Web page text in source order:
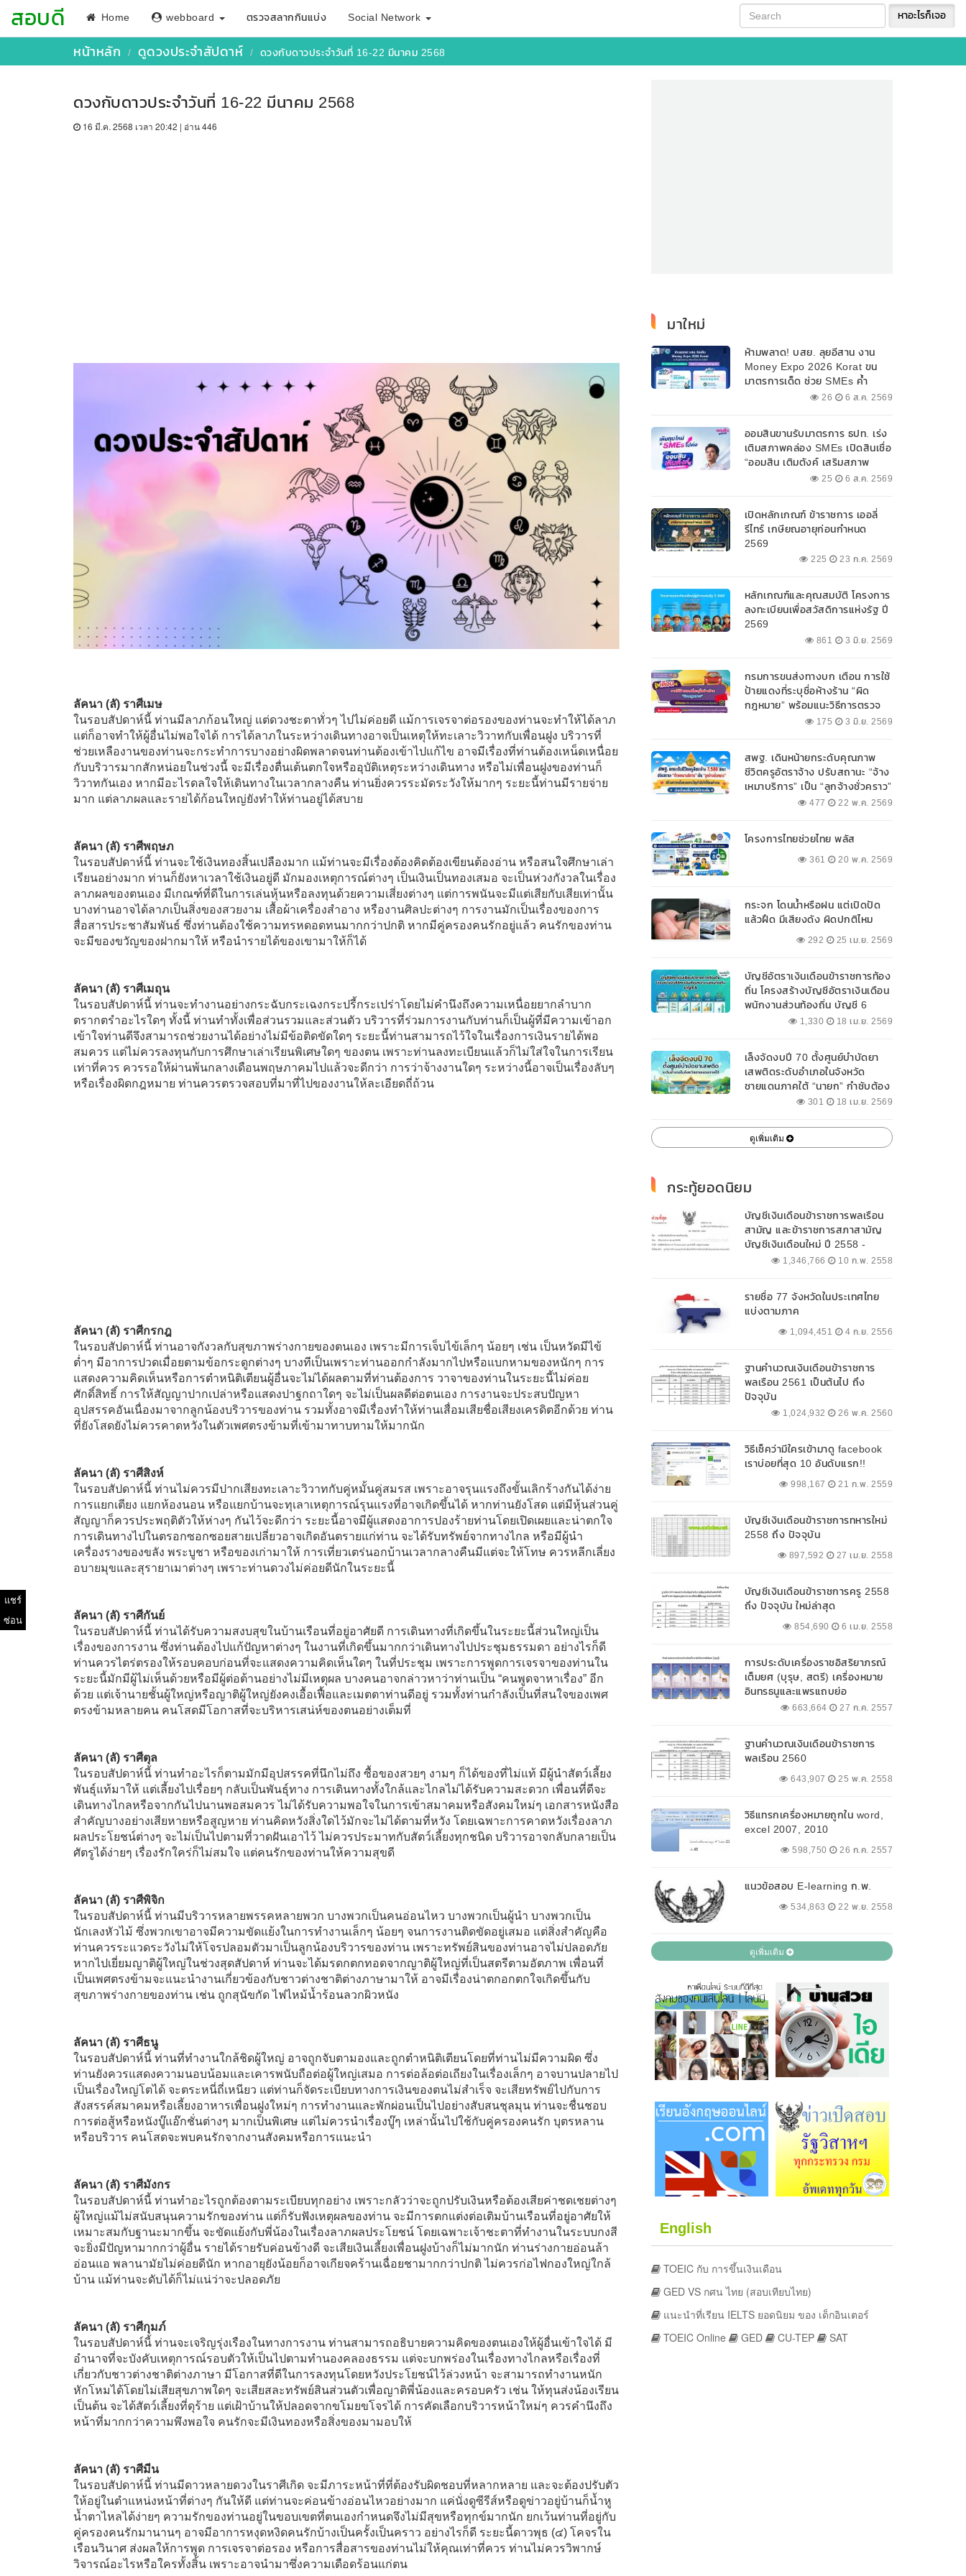
สอบดี Home webboard ตรวจสลากกินแบ่ง Social Network หาอะไรก็เจอ
หน้าหลัก ดูดวงประจำสัปดาห์ ดวงกับดาวประจำวันที่ 16-22 มีนาคม 2568
ดวงกับดาวประจำวันที่ 16-22 มีนาคม 2568
16 มี.ค. 2568 เวลา 20:42 | อ่าน 446
ลัคนา (ลั) ราศีเมษ
ในรอบสัปดาห์นี้ ท่านมีลาภก้อนใหญ่ แต่ดวงชะตาทั่วๆ ไปไม่ค่อยดี แม้การเจรจาต่อรองของท่านจะทำให้ได้ลาภ
แต่ก็อาจทำให้ผู้อื่นไม่พอใจได้ การได้ลาภในระหว่างเดินทางอาจเป็นเหตุให้ทะเลาะวิวาทกับเพื่อนฝูง บริวารที่
ช่วยเหลืองานของท่านจะกระทำการบางอย่างผิดพลาดจนท่านต้องเข้าไปแก้ไข อาจมีเรื่องที่ท่านต้องเหน็ดเหนื่อย
กับบริวารมากสักหน่อยในช่วงนี้ จะมีเรื่องตื่นเต้นตกใจหรืออุบัติเหตุระหว่างเดินทาง หรือไม่เพื่อนฝูงของท่านก็
วิวาทกันเอง หากมีอะไรดลใจให้เดินทางในเวลากลางคืน ท่านยิ่งควรระมัดระวังให้มากๆ ระยะนี้ท่านมีรายจ่าย
มาก แต่ลาภผลและรายได้ก้อนใหญ่ยังทำให้ท่านอยู่ได้สบาย
ลัคนา (ลั) ราศีพฤษภ
ในรอบสัปดาห์นี้ ท่านจะใช้เงินทองสิ้นเปลืองมาก แม้ท่านจะมีเรื่องต้องคิดต้องเขียนต้องอ่าน หรือสนใจศึกษาเล่า
เรียนอย่างมาก ท่านก็ยังหาเวลาใช้เงินอยู่ดี มักมองเหตุการณ์ต่างๆ เป็นเงินเป็นทองเสมอ จะเป็นห่วงกังวลในเรื่อง
ลาภผลของตนเอง มีเกณฑ์ที่ดีในการเล่นหุ้นหรือลงทุนด้วยความเสี่ยงต่างๆ แต่การพนันจะมีแต่เสียกับเสียเท่านั้น
บางท่านอาจได้ลาภเป็นสิ่งของสวยงาม เสื้อผ้าเครื่องสำอาง หรืองานศิลปะต่างๆ การงานมักเป็นเรื่องของการ
สื่อสารประชาสัมพันธ์ ซึ่งท่านต้องใช้ความทรหดอดทนมากกว่าปกติ หากมีคู่ครองคนรักอยู่แล้ว คนรักของท่าน
จะมีของขวัญของฝากมาให้ หรือนำรายได้ของเขามาให้ก็ได้
ลัคนา (ลั) ราศีเมถุน
ในรอบสัปดาห์นี้ ท่านจะทำงานอย่างกระฉับกระเฉงกระปรี้กระเปร่าโดยไม่คำนึงถึงความเหนื่อยยากลำบาก
ตรากตรำอะไรใดๆ ทั้งนี้ ท่านทำทั้งเพื่อส่วนรวมและส่วนตัว บริวารที่ร่วมการงานกับท่านก็เป็นผู้ที่มีความเข้าอก
เข้าใจท่านดีจึงสามารถช่วยงานได้อย่างไม่มีข้อติดขัดใดๆ ระยะนี้ท่านสามารถไว้ใจในเรื่องการเงินรายได้พอ
สมควร แต่ไม่ควรลงทุนกับการศึกษาเล่าเรียนพิเศษใดๆ ของตน เพราะท่านลงทะเบียนแล้วก็ไม่ใส่ใจในการเรียน
เท่าที่ควร ควรรอให้ผ่านพ้นกลางเดือนพฤษภาคมไปแล้วจะดีกว่า การว่าจ้างงานใดๆ ระหว่างนี้อาจเป็นเรื่องลับๆ
หรือเรื่องผิดกฎหมาย ท่านควรตรวจสอบที่มาที่ไปของงานให้ละเอียดถี่ถ้วน
ลัคนา (ลั) ราศีกรกฎ
ในรอบสัปดาห์นี้ ท่านอาจกังวลกับสุขภาพร่างกายของตนเอง เพราะมีการเจ็บไข้เล็กๆ น้อยๆ เช่น เป็นหวัดมีไข้
ต่ำๆ มีอาการปวดเมื่อยตามข้อกระดูกต่างๆ บางทีเป็นเพราะท่านออกกำลังมากไปหรือแบกหามของหนักๆ การ
แสดงความคิดเห็นหรือการตำหนิติเตียนผู้อื่นจะไม่ได้ผลตามที่ท่านต้องการ วาจาของท่านในระยะนี้ไม่ค่อย
ศักดิ์สิทธิ์ การให้สัญญาปากเปล่าหรือแสดงปาฐกถาใดๆ จะไม่เป็นผลดีต่อตนเอง การงานจะประสบปัญหา
อุปสรรคอันเนื่องมาจากลูกน้องบริวารของท่าน รวมทั้งอาจมีเรื่องทำให้ท่านเสื่อมเสียชื่อเสียงเครดิตอีกด้วย ท่าน
ที่ยังโสดยังไม่ควรคาดหวังในตัวเพศตรงข้ามที่เข้ามาทาบทามให้มากนัก
ลัคนา (ลั) ราศีสิงห์
ในรอบสัปดาห์นี้ ท่านไม่ควรมีปากเสียงทะเลาะวิวาทกับคู่หมั้นคู่สมรส เพราะอาจรุนแรงถึงขั้นเลิกร้างกันได้ง่าย
การแยกเตียง แยกห้องนอน หรือแยกบ้านจะทุเลาเหตุการณ์รุนแรงที่อาจเกิดขึ้นได้ หากท่านยังโสด แต่มีหุ้นส่วนคู่
สัญญาก็ควรประพฤติตัวให้ห่างๆ กันไว้จะดีกว่า ระยะนี้อาจมีผู้แสดงอาการปองร้ายท่านโดยเปิดเผยและน่าตกใจ
การเดินทางไปในตรอกซอกซอยสายเปลี่ยวอาจเกิดอันตรายแก่ท่าน จะได้รับทรัพย์จากทางไกล หรือมีผู้นำ
เครื่องรางของขลัง พระบูชา หรือของเก่ามาให้ การเที่ยวเตร่นอกบ้านเวลากลางคืนมีแต่จะให้โทษ ควรหลีกเลี่ยง
อบายมุขและสุรายาเมาต่างๆ เพราะท่านดวงไม่ค่อยดีนักในระยะนี้
ลัคนา (ลั) ราศีกันย์
ในรอบสัปดาห์นี้ ท่านได้รับความสงบสุขในบ้านเรือนที่อยู่อาศัยดี การเดินทางที่เกิดขึ้นในระยะนี้ส่วนใหญ่เป็น
เรื่องของการงาน ซึ่งท่านต้องไปแก้ปัญหาต่างๆ ในงานที่เกิดขึ้นมากกว่าเดินทางไปประชุมธรรมดา อย่างไรก็ดี
ท่านควรไตร่ตรองให้รอบคอบก่อนที่จะแสดงความคิดเห็นใดๆ ในที่ประชุม เพราะการพูดการเจรจาของท่านใน
ระยะนี้มักมีผู้ไม่เห็นด้วยหรือมีผู้ต่อต้านอย่างไม่มีเหตุผล บางคนอาจกล่าวหาว่าท่านเป็น “คนพูดจาหาเรื่อง” อีก
ด้วย แต่เจ้านายชั้นผู้ใหญ่หรือญาติผู้ใหญ่ยังคงเอื้อเฟื้อและเมตตาท่านดีอยู่ รวมทั้งท่านกำลังเป็นที่สนใจของเพศ
ตรงข้ามหลายคน คนโสดมีโอกาสที่จะบริหารเสน่ห์ของตนอย่างเต็มที่
ลัคนา (ลั) ราศีตุล
ในรอบสัปดาห์นี้ ท่านทำอะไรก็ตามมักมีอุปสรรคที่นึกไม่ถึง ซื้อของสวยๆ งามๆ ก็ได้ของที่ไม่แท้ มีผู้นำสัตว์เลี้ยง
พันธุ์แท้มาให้ แต่เลี้ยงไปเรื่อยๆ กลับเป็นพันธุ์ทาง การเดินทางทั้งใกล้และไกลไม่ได้รับความสะดวก เพื่อนที่ดีจะ
เดินทางไกลหรือจากกันไปนานพอสมควร ไม่ได้รับความพอใจในการเข้าสมาคมหรือสังคมใหม่ๆ เอกสารหนังสือ
สำคัญบางอย่างเสียหายหรือสูญหาย ท่านคิดหวังสิ่งใดไว้มักจะไม่ได้ตามที่หวัง โดยเฉพาะการคาดหวังเรื่องลาภ
ผลประโยชน์ต่างๆ จะไม่เป็นไปตามที่วาดฝันเอาไว้ ไม่ควรประมาทกับสัตว์เลี้ยงทุกชนิด บริวารอาจกลับกลายเป็น
ศัตรูได้ง่ายๆ เรื่องรักใคร่ก็ไม่สมใจ แต่คนรักของท่านให้ความสุขดี
ลัคนา (ลั) ราศีพิจิก
ในรอบสัปดาห์นี้ ท่านมีบริวารหลายพรรคหลายพวก บางพวกเป็นคนอ่อนไหว บางพวกเป็นผู้นำ บางพวกเป็น
นักเลงหัวไม้ ซึ่งพวกเขาอาจมีความขัดแย้งในการทำงานเล็กๆ น้อยๆ จนการงานติดขัดอยู่เสมอ แต่สิ่งสำคัญคือ
ท่านควรระแวดระวังไม่ให้โจรปลอมตัวมาเป็นลูกน้องบริวารของท่าน เพราะทรัพย์สินของท่านอาจไม่ปลอดภัย
หากไปเยี่ยมญาติผู้ใหญ่ในช่วงสุดสัปดาห์ ท่านจะได้มรดกตกทอดจากญาติผู้ใหญ่ที่เป็นสตรีตามอัตภาพ เพื่อนที่
เป็นเพศตรงข้ามจะแนะนำงานเกี่ยวข้องกับชาวต่างชาติต่างภาษามาให้ อาจมีเรื่องน่าตกอกตกใจเกิดขึ้นกับ
สุขภาพร่างกายของท่าน เช่น ถูกสุนัขกัด ไฟไหม้น้ำร้อนลวกผิวหนัง
ลัคนา (ลั) ราศีธนู
ในรอบสัปดาห์นี้ ท่านที่ทำงานใกล้ชิดผู้ใหญ่ อาจถูกจับตามองและถูกตำหนิติเตียนโดยที่ท่านไม่มีความผิด ซึ่ง
ท่านยังควรแสดงความนอบน้อมและเคารพนับถือต่อผู้ใหญ่เสมอ การต่อล้อต่อเถียงในเรื่องเล็กๆ อาจบานปลายไป
เป็นเรื่องใหญ่โตได้ จะตระหนี่ถี่เหนียว แต่ท่านก็จัดระเบียบทางการเงินของตนไม่สำเร็จ จะเสียทรัพย์ไปกับการ
สังสรรค์สมาคมหรือเลี้ยงอาหารเพื่อนฝูงใหม่ๆ การทำงานและพักผ่อนเป็นไปอย่างสับสนชุลมุน ท่านจะชื่นชอบ
การต่อสู้หรือหนังบู๊แอ๊กชั่นต่างๆ มากเป็นพิเศษ แต่ไม่ควรนำเรื่องบู๊ๆ เหล่านั้นไปใช้กับคู่ครองคนรัก บุตรหลาน
หรือบริวาร คนโสดจะพบคนรักจากงานสังคมหรือการแนะนำ
ลัคนา (ลั) ราศีมังกร
ในรอบสัปดาห์นี้ ท่านทำอะไรถูกต้องตามระเบียบทุกอย่าง เพราะกลัวว่าจะถูกปรับเงินหรือต้องเสียค่าชดเชยต่างๆ
ผู้ใหญ่แม้ไม่สนับสนุนความรักของท่าน แต่ก็รับฟังเหตุผลของท่าน จะมีการตกแต่งต่อเติมบ้านเรือนที่อยู่อาศัยให้
เหมาะสมกับฐานะมากขึ้น จะขัดแย้งกับพี่น้องในเรื่องลาภผลประโยชน์ โดยเฉพาะเจ้าชะตาที่ทำงานในระบบกงสี
จะยิ่งมีปัญหามากกว่าผู้อื่น รายได้รายรับค่อนข้างดี จะเสียเงินเลี้ยงเพื่อนฝูงบ้างก็ไม่มากนัก ท่านร่างกายอ่อนล้า
อ่อนแอ พลานามัยไม่ค่อยดีนัก หากอายุยังน้อยก็อาจเกียจคร้านเฉื่อยชามากกว่าปกติ ไม่ควรก่อไฟกองใหญ่ใกล้
บ้าน แม้ท่านจะดับได้ก็ไม่แน่ว่าจะปลอดภัย
ลัคนา (ลั) ราศีกุมภ์
ในรอบสัปดาห์นี้ ท่านจะเจริญรุ่งเรืองในทางการงาน ท่านสามารถอธิบายความคิดของตนเองให้ผู้อื่นเข้าใจได้ มี
อำนาจที่จะบังคับเหตุการณ์รอบตัวให้เป็นไปตามทำนองคลองธรรม แต่จะบกพร่องในเรื่องทางไกลหรือเรื่องที่
เกี่ยวกับชาวต่างชาติต่างภาษา มีโอกาสที่ดีในการลงทุนโดยหวังประโยชน์ไว้ล่วงหน้า จะสามารถทำงานหนัก
หักโหมได้โดยไม่เสียสุขภาพใดๆ จะเสียสละทรัพย์สินส่วนตัวเพื่อญาติพี่น้องและครอบครัว เช่น ให้ทุนส่งน้องเรียน
เป็นต้น จะได้สัตว์เลี้ยงที่ดุร้าย แต่เฝ้าบ้านให้ปลอดจากขโมยขโจรได้ การคัดเลือกบริวารหน้าใหม่ๆ ควรคำนึงถึง
หน้าที่มากกว่าความพึงพอใจ คนรักจะมีเงินทองหรือสิ่งของมามอบให้
ลัคนา (ลั) ราศีมีน
ในรอบสัปดาห์นี้ ท่านมีดาวหลายดวงในราศีเกิด จะมีภาระหน้าที่ที่ต้องรับผิดชอบที่หลากหลาย และจะต้องปรับตัว
ให้อยู่ในตำแหน่งหน้าที่ต่างๆ กันให้ดี แต่ท่านจะค่อนข้างอ่อนไหวอย่างมาก แค่นั่งดูซีรีส์หรือดูข่าวอยู่บ้านก็น้ำหู
น้ำตาไหลได้ง่ายๆ ความรักของท่านอยู่ในขอบเขตที่ตนเองกำหนดจึงไม่มีสุขหรือทุกข์มากนัก ยกเว้นท่านที่อยู่กับ
คู่ครองคนรักมานานๆ อาจมีอาการหงุดหงิดคนรักบ้างเป็นครั้งเป็นคราว อย่างไรก็ดี ระยะนี้ดาวพุธ (๔) โคจรใน
เรือนวินาศ ส่งผลให้การพูด การเจรจาต่อรอง หรือการสื่อสารของท่านไม่ให้คุณเท่าที่ควร ท่านไม่ควรวิพากษ์
วิจารณ์อะไรหรือใครทั้งสิ้น เพราะอาจนำมาซึ่งความเดือดร้อนแก่ตน
แชร์
ซ่อน
มาใหม่
ห้ามพลาด! บสย. ลุยอีสาน งาน
Money Expo 2026 Korat ขน
มาตรการเด็ด ช่วย SMEs ค้ำ
ประกันสินเชื่อ-แก้หนี้ 7-9 ส.ค. 69
26 6 ส.ค. 2569
ออมสินขานรับมาตรการ ธปท. เร่ง
เติมสภาพคล่อง SMEs เปิดสินเชื่อ
“ออมสิน เติมตังค์ เสริมสภาพ
คล่อง” วงเงินรวม 2,000
วงเงินกู้สูงสุด 100% ของหลัก
ประกัน ผ่อนนานสูงสุด 10 ปี
25 6 ส.ค. 2569
เปิดหลักเกณฑ์ ข้าราชการ เออลี่
รีไทร์ เกษียณอายุก่อนกำหนด
2569
225 23 ก.ค. 2569
หลักเกณฑ์และคุณสมบัติ โครงการ
ลงทะเบียนเพื่อสวัสดิการแห่งรัฐ ปี
2569
861 3 มิ.ย. 2569
กรมการขนส่งทางบก เตือน การใช้
ป้ายแดงที่ระบุชื่อห้างร้าน “ผิด
กฎหมาย” พร้อมแนะวิธีการตรวจ
สอบป้ายแดงที่ถูกต้อง
175 3 มิ.ย. 2569
สพฐ. เดินหน้ายกระดับคุณภาพ
ชีวิตครูอัตราจ้าง ปรับสถานะ “จ้าง
เหมาบริการ” เป็น “ลูกจ้างชั่วคราว”
477 22 พ.ค. 2569
โครงการไทยช่วยไทย พลัส
361 20 พ.ค. 2569
กระจก โดนน้ำหรือฝน แต่เปิดปัด
แล้วฝืด มีเสียงดัง ผิดปกติไหม
292 25 เม.ย. 2569
บัญชีอัตราเงินเดือนข้าราชการท้อง
ถิ่น โครงสร้างบัญชีอัตราเงินเดือน
พนักงานส่วนท้องถิ่น บัญชี 6
1,330 18 เม.ย. 2569
เล็งจัดงบปี 70 ตั้งศูนย์บำบัดยา
เสพติดระดับอำเภอในจังหวัด
ชายแดนภาคใต้ “นายก” กำชับต้อง
ออกแบบเฉพาะให้สอดคล้องกับ
301 18 เม.ย. 2569
ดูเพิ่มเติม
กระทู้ยอดนิยม
บัญชีเงินเดือนข้าราชการพลเรือน
สามัญ และข้าราชการสภาสามัญ
บัญชีเงินเดือนใหม่ ปี 2558 -
2562 ปัจจุบัน1,346,766 10 ก.พ. 2558
รายชื่อ 77 จังหวัดในประเทศไทย
แบ่งตามภาค
1,094,451 4 ก.ย. 2556
ฐานคำนวณเงินเดือนข้าราชการ
พลเรือน 2561 เป็นต้นไป ถึง
ปัจจุบัน
1,024,932 26 พ.ค. 2560
วิธีเช็คว่ามีใครเข้ามาดู facebook
เราบ่อยที่สุด 10 อันดับแรก!!
998,167 21 ก.พ. 2559
บัญชีเงินเดือนข้าราชการทหารใหม่
2558 ถึง ปัจจุบัน
897,592 27 เม.ย. 2558
บัญชีเงินเดือนข้าราชการครู 2558
ถึง ปัจจุบัน ใหม่ล่าสุด
854,690 6 เม.ย. 2558
การประดับเครื่องราชอิสริยาภรณ์
เต็มยศ (บุรุษ, สตรี) เครื่องหมาย
อินทรธนูและแพรแถบย่อ
663,664 27 ก.ค. 2557
ฐานคำนวณเงินเดือนข้าราชการ
พลเรือน 2560
643,907 25 พ.ค. 2558
วิธีแทรกเครื่องหมายถูกใน word,
excel 2007, 2010
598,750 26 ก.ค. 2557
แนวข้อสอบ E-learning ก.พ.
534,863 22 พ.ย. 2558
ดูเพิ่มเติม
English
TOEIC กับ การขึ้นเงินเดือน
GED VS กศน ไทย (สอบเทียบไทย)
แนะนำที่เรียน IELTS ยอดนิยม ของ เด็กอินเตอร์
TOEIC Online
GED CU-TEP SAT